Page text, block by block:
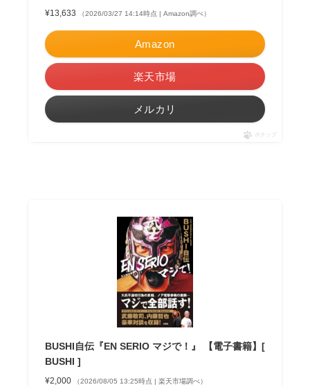
¥13,633 （2026/03/27 14:14時点 | Amazon調べ）
Amazon
楽天市場
メルカリ
ポチップ
BUSHI自伝『EN SERIO マジで！』 【電子書籍】[
BUSHI ]
¥2,000 （2026/08/05 13:25時点 | 楽天市場調べ）